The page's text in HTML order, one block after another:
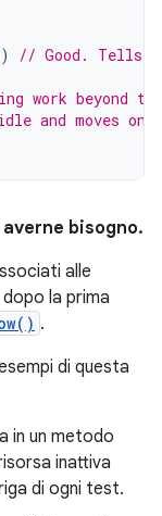
// Good. Tells
work beyond
and moves
bisogno.
alle
la prima
.
di questa
in un metodo
inattiva
di ogni test.